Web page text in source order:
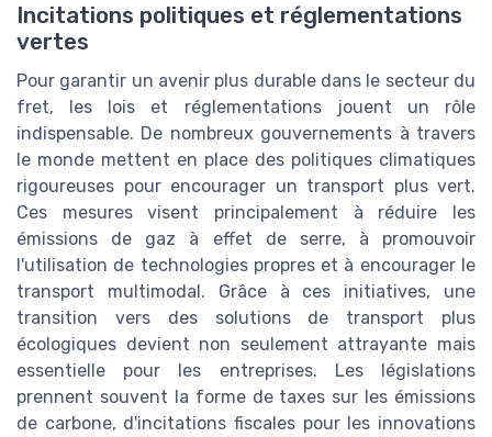
Incitations politiques et réglementations
vertes
Pour garantir un avenir plus durable dans le secteur du
fret, les lois et réglementations jouent un rôle
indispensable. De nombreux gouvernements à travers
le monde mettent en place des politiques climatiques
rigoureuses pour encourager un transport plus vert.
Ces mesures visent principalement à réduire les
émissions de gaz à effet de serre, à promouvoir
l'utilisation de technologies propres et à encourager le
transport multimodal. Grâce à ces initiatives, une
transition vers des solutions de transport plus
écologiques devient non seulement attrayante mais
essentielle pour les entreprises. Les législations
prennent souvent la forme de taxes sur les émissions
de carbone, d'incitations fiscales pour les innovations